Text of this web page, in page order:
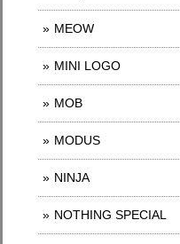
MEOW
MINI LOGO
MOB
MODUS
NINJA
NOTHING SPECIAL